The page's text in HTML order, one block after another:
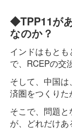
◆TPP11が
なのか？
インドはもと
で、RCEPの交
そして、中国
済圏をつくりた
そこで、問題
が、どれだけあ